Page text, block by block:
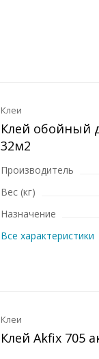
Клеи
Клей обойный
32м2
Производитель
Вес (кг)
Назначение
Все характеристики
Клеи
Клей Akfix 705